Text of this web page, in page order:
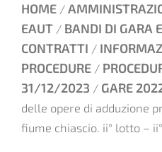
HOME /
EAUT / BANDI DI GARA E
CONTRATTI /
PROCEDURE /
31/12/2023 / GARE
delle opere di adduzione
fiume chiascio. ii° lotto –